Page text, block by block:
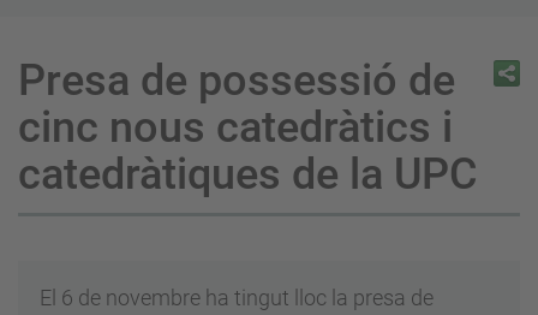
Presa de possessió de
cinc nous catedràtics i
catedràtiques de la UPC
El 6 de novembre ha tingut lloc la presa de